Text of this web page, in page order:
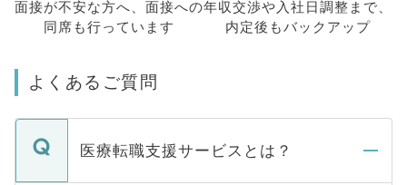
面接が不安な方へ、 面接への
同席も行っています
年収交渉や入社日調整まで、
内定後もバックアップ
よくあるご質問
医療転職支援サービスとは？